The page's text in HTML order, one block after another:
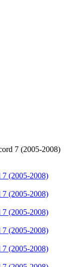
7 (2005-2008)